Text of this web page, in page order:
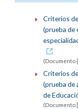
Criterios
(prueba de
(Documento
Criterios
(prueba de
de
(Documento